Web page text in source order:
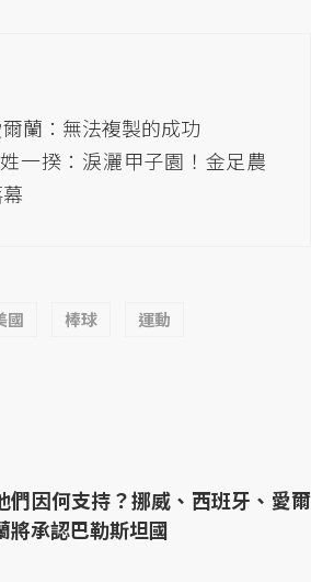
蘭：無法複製的成功
一揆：淚灑甲子園！金足農
國 棒球 運動
們因何支持？挪威、西班牙、愛爾
將承認巴勒斯坦國